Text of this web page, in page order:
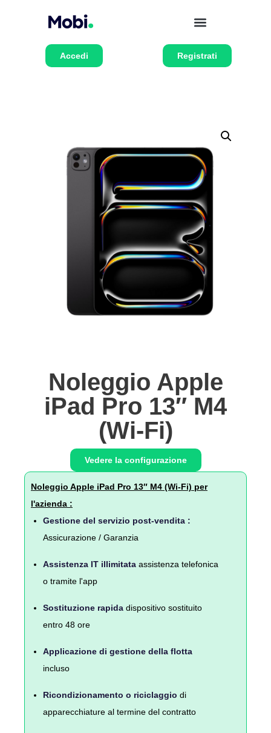
Accedi Registrati
Noleggio Apple
iPad Pro 13″ M4
(Wi-Fi)
Vedere la configurazione
Noleggio Apple iPad Pro 13″ M4 (Wi-Fi) per
l'azienda :
Gestione del servizio post-vendita :
Assicurazione / Garanzia
Assistenza IT illimitata assistenza telefonica
o tramite l'app
Sostituzione rapida dispositivo sostituito
entro 48 ore
Applicazione di gestione della flotta
incluso
Ricondizionamento o riciclaggio di
apparecchiature al termine del contratto